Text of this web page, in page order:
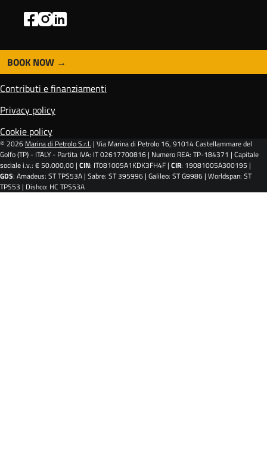
o
o
t
e
r
BOOK NOW
Contributi e finanziamenti
Privacy policy
Cookie policy
© 2026 Marina di Petrolo S.r.l. | Via Marina di Petrolo 16, 91014 Castellammare del
Golfo (TP) - ITALY - Partita IVA: IT 02617700816 | Numero REA: TP-184371 | Capitale
sociale i.v.: € 50.000,00 | CIN: IT081005A1KDK3FH4F | CIR: 19081005A300195 |
GDS: Amadeus: ST TPS53A | Sabre: ST 395996 | Galileo: ST G9986 | Worldspan: ST
TPS53 | Dishco: HC TPS53A